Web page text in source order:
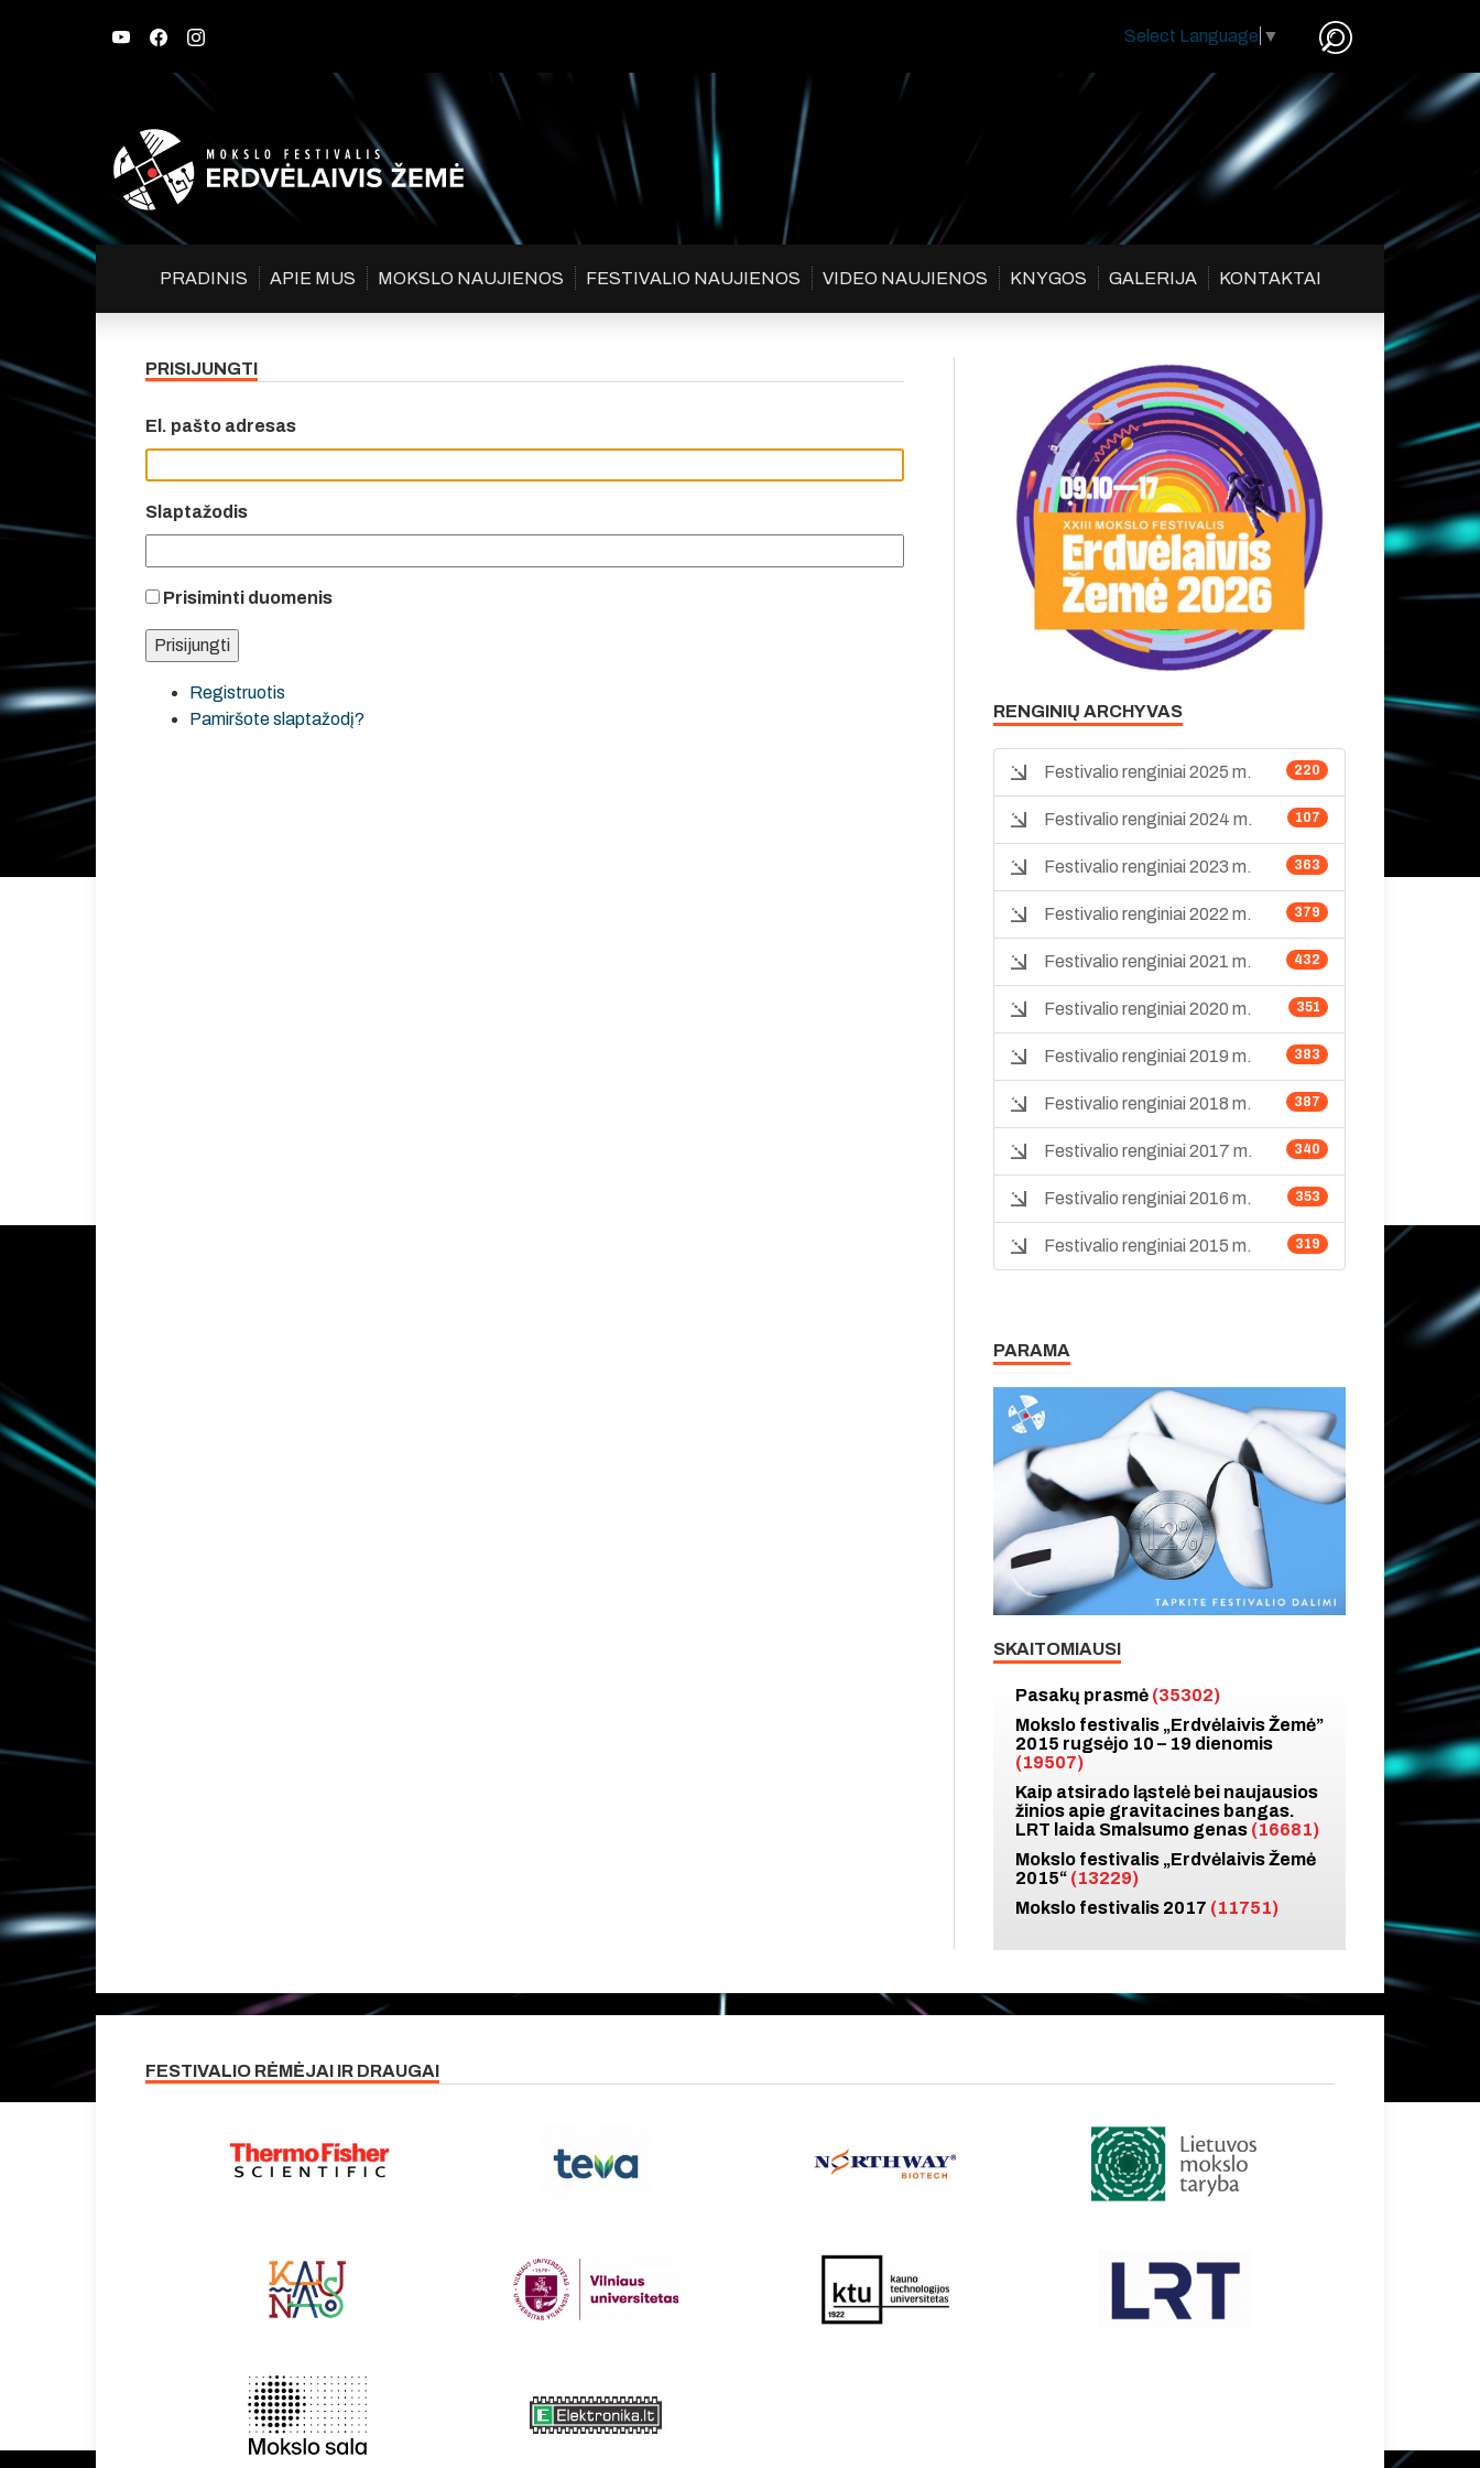
Select Language ▼
PRADINIS APIE MUS MOKSLO NAUJIENOS FESTIVALIO NAUJIENOS VIDEO NAUJIENOS KNYGOS GALERIJA KONTAKTAI
PRISIJUNGTI
El. pašto adresas
Slaptažodis
Prisiminti duomenis
Registruotis
Pamiršote slaptažodį?
RENGINIŲ ARCHYVAS
220
Festivalio renginiai 2025 m.
107
Festivalio renginiai 2024 m.
363
Festivalio renginiai 2023 m.
379
Festivalio renginiai 2022 m.
432
Festivalio renginiai 2021 m.
351
Festivalio renginiai 2020 m.
383
Festivalio renginiai 2019 m.
387
Festivalio renginiai 2018 m.
340
Festivalio renginiai 2017 m.
353
Festivalio renginiai 2016 m.
319
Festivalio renginiai 2015 m.
PARAMA
SKAITOMIAUSI
Pasakų prasmė (35302)
Mokslo festivalis „Erdvėlaivis Žemė”
2015 rugsėjo 10 – 19 dienomis
(19507)
Kaip atsirado ląstelė bei naujausios
žinios apie gravitacines bangas.
LRT laida Smalsumo genas (16681)
Mokslo festivalis „Erdvėlaivis Žemė
2015“ (13229)
Mokslo festivalis 2017 (11751)
FESTIVALIO RĖMĖJAI IR DRAUGAI